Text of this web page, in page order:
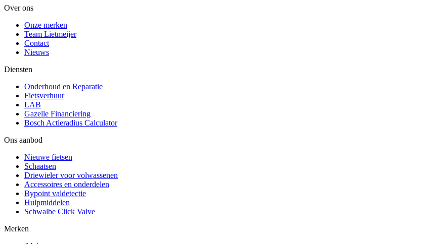
Over ons
Onze merken
Team Lietmeijer
Contact
Nieuws
Diensten
Onderhoud en Reparatie
Fietsverhuur
LAB
Gazelle Financiering
Bosch Actieradius Calculator
Ons aanbod
Nieuwe fietsen
Schaatsen
Driewieler voor volwassenen
Accessoires en onderdelen
Bypoint valdetectie
Hulpmiddelen
Schwalbe Click Valve
Merken